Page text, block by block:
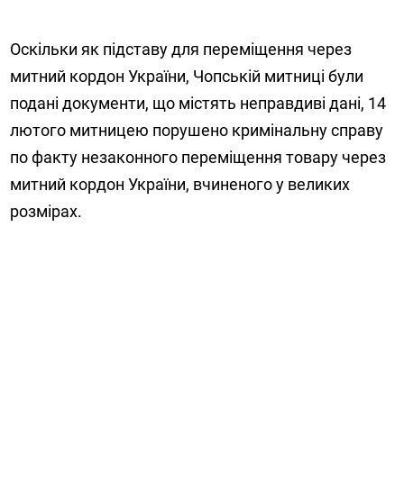
Оскільки як підставу для переміщення через
митний кордон України, Чопській митниці були
подані документи, що містять неправдиві дані, 14
лютого митницею порушено кримінальну справу
по факту незаконного переміщення товару через
митний кордон України, вчиненого у великих
розмірах.